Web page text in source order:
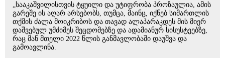
„სააკაშვილისთვის ტყუილი და უტიფრობა პროზაულია, ამის
გარეშე ის აღარ არსებობს, თუმცა, მაინც, იქნებ სიმართლის
თქმის ძალა მოიკრიბოს და თავად ალაპარაკდეს მის მიერ
დაშვებულ უმძიმეს შეცდომებზე და ადამიანურ სისუსტეებზე,
რაც მან მთელი 2022 წლის განმავლობაში დაუშვა და
გამოავლინა.